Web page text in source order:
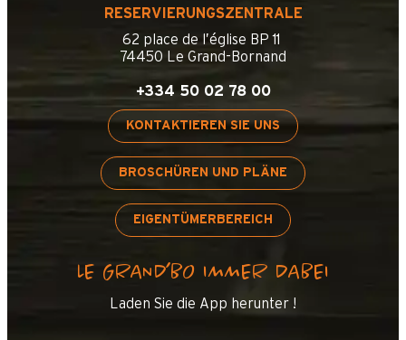
RESERVIERUNGSZENTRALE
62 place de l’église BP 11
74450 Le Grand-Bornand
+334 50 02 78 00
KONTAKTIEREN SIE UNS
BROSCHÜREN UND PLÄNE
EIGENTÜMERBEREICH
LE GRAND’BO IMMER DABEI
Laden Sie die App herunter !